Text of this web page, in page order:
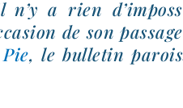
n’y a rien
de son
, le bul­le­tin